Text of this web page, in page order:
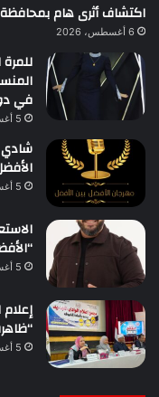
اكتشاف أثرى هام
6 أغسطس، 2026
في
5 أغسطس، 2026
شادي
5 أغسطس، 2026
5 أغسطس، 2026
5 أغسطس، 2026